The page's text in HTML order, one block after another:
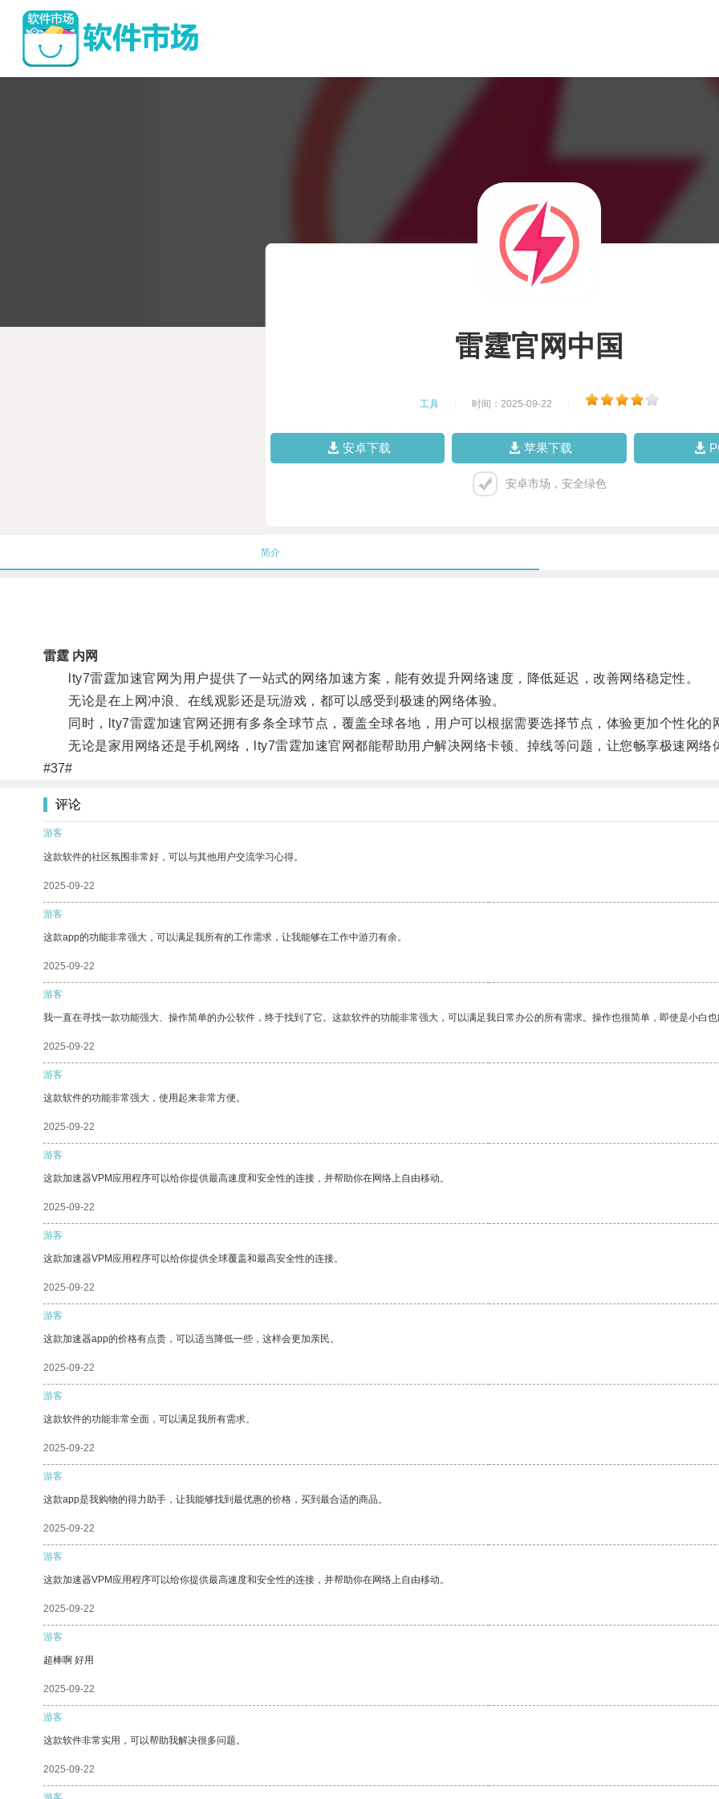
雷霆官网中国
工具 时间：2025-09-22
安卓下载 苹果下载
安卓市场，安全绿色
简介
雷霆 内网
lty7雷霆加速官网为用户提供了一站式的网络加速方案，能有效提升网络速度，降低延迟，改善网络稳定性。
无论是在上网冲浪、在线观影还是玩游戏，都可以感受到极速的网络体验。
同时，lty7雷霆加速官网还拥有多条全球节点，覆盖全球各地，用户可以根据需要选择节点，体验更加个性化的
无论是家用网络还是手机网络，lty7雷霆加速官网都能帮助用户解决网络卡顿、掉线等问题，让您畅享极速网络
#37#
评论
游客
这款软件的社区氛围非常好，可以与其他用户交流学习心得。
2025-09-22
游客
这款app的功能非常强大，可以满足我所有的工作需求，让我能够在工作中游刃有余。
2025-09-22
游客
我一直在寻找一款功能强大、操作简单的办公软件，终于找到了它。这款软件的功能非常强大，可以满足我日常办公的所有需求。操作也很简单，即使是小白也
2025-09-22
游客
这款软件的功能非常强大，使用起来非常方便。
2025-09-22
游客
这款加速器VPM应用程序可以给你提供最高速度和安全性的连接，并帮助你在网络上自由移动。
2025-09-22
游客
这款加速器VPM应用程序可以给你提供全球覆盖和最高安全性的连接。
2025-09-22
游客
这款加速器app的价格有点贵，可以适当降低一些，这样会更加亲民。
2025-09-22
游客
这款软件的功能非常全面，可以满足我所有需求。
2025-09-22
游客
这款app是我购物的得力助手，让我能够找到最优惠的价格，买到最合适的商品。
2025-09-22
游客
这款加速器VPM应用程序可以给你提供最高速度和安全性的连接，并帮助你在网络上自由移动。
2025-09-22
游客
超棒啊 好用
2025-09-22
游客
这款软件非常实用，可以帮助我解决很多问题。
2025-09-22